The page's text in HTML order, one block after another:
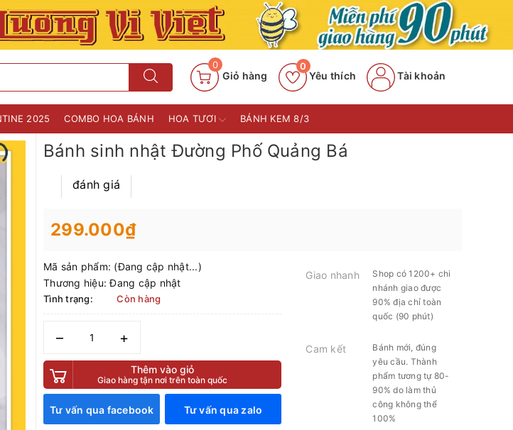
0
Giỏ hàng Yêu thích
0
Tài khoản
2025 COMBO HOA BÁNH HOA TƯƠI BÁNH KEM 8/3
Bánh sinh nhật Đường Phố Quảng Bá
đánh giá
299.000₫
Mã sản phẩm: (Đang cập nhật...)
Thương hiệu: Đang cập nhật
Tình trạng: Còn hàng
– +
Thêm vào giỏ
Giao hàng tận nơi trên toàn quốc
Tư vấn qua facebook Tư vấn qua zalo
Giao nhanh
Shop có 1200+ chi
nhánh giao được
90% địa chỉ toàn
quốc (90 phút)
Cam kết
Bánh mới, đúng
yêu cầu. Thành
phẩm tương tự 80-
90% do làm thủ
công không thể
100%